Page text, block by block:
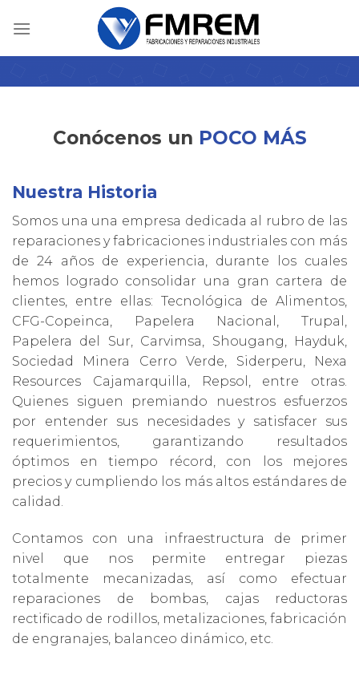
Conócenos un POCO MÁS
Nuestra Historia
Somos una una empresa dedicada al rubro de las
reparaciones y fabricaciones industriales con más
de 24 años de experiencia, durante los cuales
hemos logrado consolidar una gran cartera de
clientes, entre ellas: Tecnológica de Alimentos,
CFG-Copeinca, Papelera Nacional, Trupal,
Papelera del Sur, Carvimsa, Shougang, Hayduk,
Sociedad Minera Cerro Verde, Siderperu, Nexa
Resources Cajamarquilla, Repsol, entre otras.
Quienes siguen premiando nuestros esfuerzos
por entender sus necesidades y satisfacer sus
requerimientos, garantizando resultados
óptimos en tiempo récord, con los mejores
precios y cumpliendo los más altos estándares de
calidad.
Contamos con una infraestructura de primer
nivel que nos permite entregar piezas
totalmente mecanizadas, así como efectuar
reparaciones de bombas, cajas reductoras
rectificado de rodillos, metalizaciones, fabricación
de engranajes, balanceo dinámico, etc.